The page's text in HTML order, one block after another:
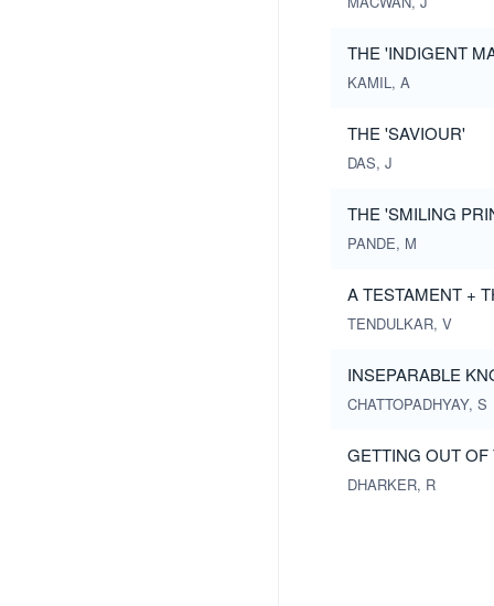
THE 'INDIGENT
KAMIL, A
THE 'SAVIOUR'
DAS, J
THE 'SMILING
PANDE, M
A TESTAMENT +
TENDULKAR, V
INSEPARABLE
CHATTOPADHYAY, S
GETTING OUT
DHARKER, R